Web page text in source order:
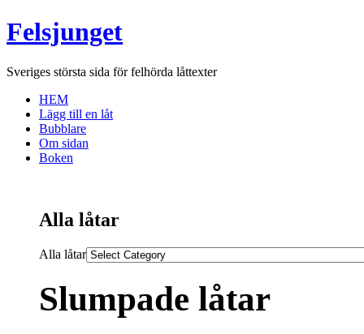
Felsjunget
Sveriges största sida för felhörda låttexter
HEM
Lägg till en låt
Bubblare
Om sidan
Boken
Alla låtar
Alla låtar
Slumpade låtar